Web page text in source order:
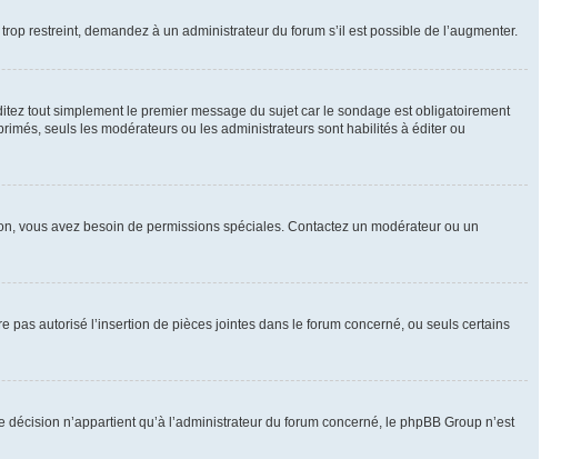
restreint, demandez à un administrateur du forum s’il est possible de l’augmenter.
tout simplement le premier message du sujet car le sondage est obligatoirement
seuls les modérateurs ou les administrateurs sont habilités à éditer ou
vous avez besoin de permissions spéciales. Contactez un modérateur ou un
pas autorisé l’insertion de pièces jointes dans le forum concerné, ou seuls certains
n’appartient qu’à l’administrateur du forum concerné, le phpBB Group n’est